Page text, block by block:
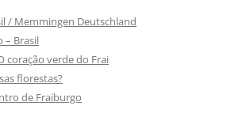
/ Memmingen Deutschland
– Brasil
coração verde do Frai
florestas?
de Fraiburgo